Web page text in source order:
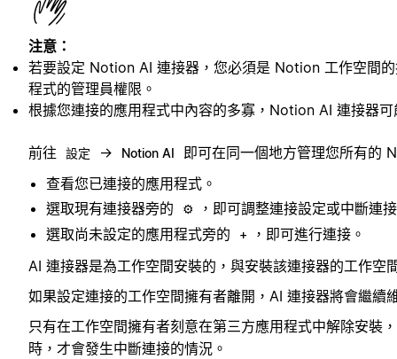
注意：
若要設定 Notion AI 連接器，您必須是 Notion 工作空間
程式的管理員權限。
根據您連接的應用程式中內容的多寡，Notion AI 連接器
前往 設定 → Notion AI
即可在同一個地方管理您所有的
查看您已連接的應用程式。
選取現有連接器旁的
⚙️
，即可調整連接設定或中斷連
選取尚未設定的應用程式旁的
+
，即可進行連接。
AI 連接器是為工作空間安裝的，與安裝該連接器的工作空
如果設定連接的工作空間擁有者離開，AI 連接器將會繼續
只有在工作空間擁有者刻意在第三方應用程式中解除安裝
時，才會發生中斷連接的情況。